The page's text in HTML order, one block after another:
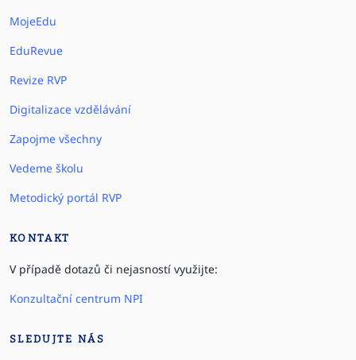
MojeEdu
EduRevue
Revize RVP
Digitalizace vzdělávání
Zapojme všechny
Vedeme školu
Metodický portál RVP
KONTAKT
V případě dotazů či nejasností využijte:
Konzultační centrum NPI
SLEDUJTE NÁS